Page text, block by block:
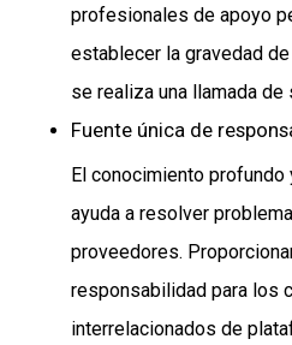
profesionales de apoyo
establecer la gravedad
se realiza una llamada de
Fuente única de
El conocimiento profundo
ayuda a resolver
proveedores.
responsabilidad para los
interrelacionados de